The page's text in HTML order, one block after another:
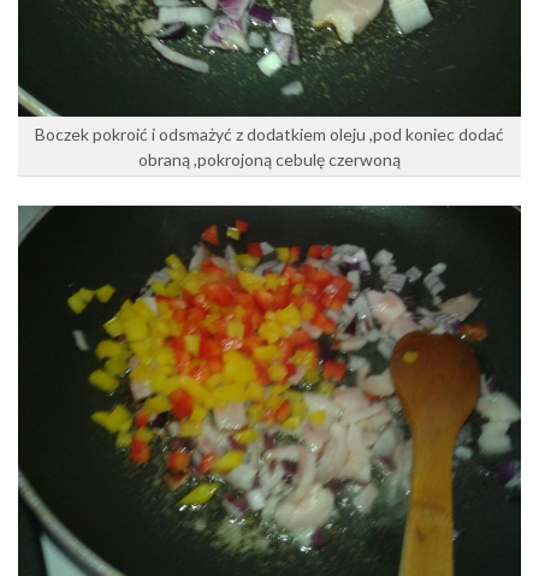
Boczek pokroić i odsmażyć z dodatkiem oleju ,pod koniec dodać
obraną ,pokrojoną cebulę czerwoną